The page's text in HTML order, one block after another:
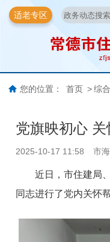
适老专区
您的位置： 首页 > 综
党旗映初心
2025-10-17 11:58 市
近日，市住建局
同志进行了党内关怀